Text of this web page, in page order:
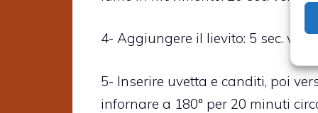
4- Aggiungere il lievito: 5 sec. vel. 4
5- Inserire uvetta e canditi, poi
infornare a 180° per 20 minuti